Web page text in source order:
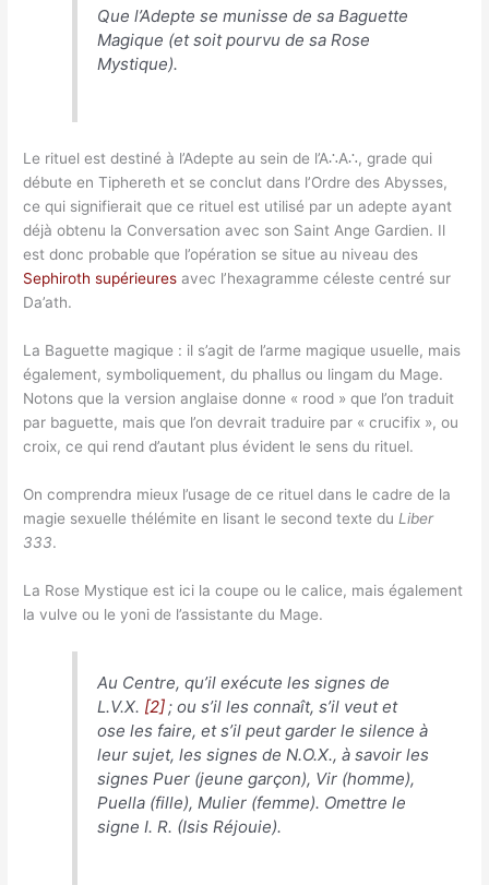
Que l’Adepte se munisse de sa Baguette
Magique (et soit pourvu de sa Rose
Mystique).
Le rituel est destiné à l’Adepte au sein de l’A∴A∴, grade qui
débute en Tiphereth et se conclut dans l’Ordre des Abysses,
ce qui signifierait que ce rituel est utilisé par un adepte ayant
déjà obtenu la Conversation avec son Saint Ange Gardien. Il
est donc probable que l’opération se situe au niveau des
Sephiroth supérieures avec l’hexagramme céleste centré sur
Da’ath.
La Baguette magique : il s’agit de l’arme magique usuelle, mais
également, symboliquement, du phallus ou lingam du Mage.
Notons que la version anglaise donne « rood » que l’on traduit
par baguette, mais que l’on devrait traduire par « crucifix », ou
croix, ce qui rend d’autant plus évident le sens du rituel.
On comprendra mieux l’usage de ce rituel dans le cadre de la
magie sexuelle thélémite en lisant le second texte du Liber
333.
La Rose Mystique est ici la coupe ou le calice, mais également
la vulve ou le yoni de l’assistante du Mage.
Au Centre, qu’il exécute les signes de
L.V.X. [2] ; ou s’il les connaît, s’il veut et
ose les faire, et s’il peut garder le silence à
leur sujet, les signes de N.O.X., à savoir les
signes Puer (jeune garçon), Vir (homme),
Puella (fille), Mulier (femme). Omettre le
signe I. R. (Isis Réjouie).